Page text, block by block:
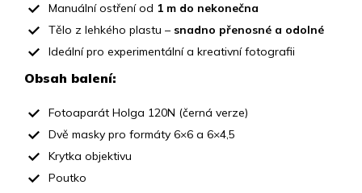
Manuální ostření od 1 m do nekonečna
Tělo z lehkého plastu – snadno přenosné a odolné
Ideální pro experimentální a kreativní fotografii
Obsah balení:
Fotoaparát Holga 120N (černá verze)
Dvě masky pro formáty 6×6 a 6×4,5
Krytka objektivu
Poutko